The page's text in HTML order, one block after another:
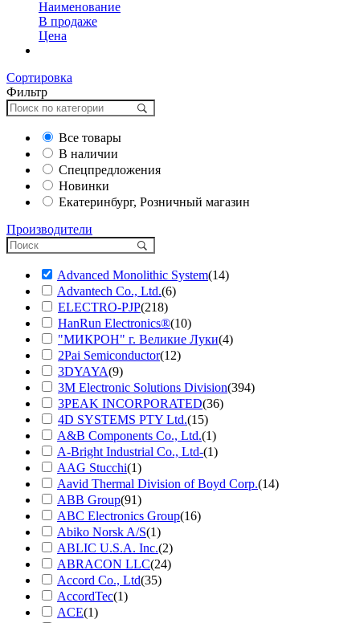
Наименование
В продаже
Цена
Сортировка
Фильтр
Все товары
В наличии
Спецпредложения
Новинки
Екатеринбург, Розничный магазин
Производители
Advanced Monolithic System(14)
Advantech Co., Ltd.(6)
ELECTRO-PJP(218)
HanRun Electronics®(10)
"МИКРОН" г. Великие Луки(4)
2Pai Semiconductor(12)
3DYAYA(9)
3M Electronic Solutions Division(394)
3PEAK INCORPORATED(36)
4D SYSTEMS PTY Ltd.(15)
A&B Components Co., Ltd.(1)
A-Bright Industrial Co., Ltd-(1)
AAG Stucchi(1)
Aavid Thermal Division of Boyd Corp.(14)
ABB Group(91)
ABC Electronics Group(16)
Abiko Norsk A/S(1)
ABLIC U.S.A. Inc.(2)
ABRACON LLC(24)
Accord Co., Ltd(35)
AccordTec(1)
ACE(1)